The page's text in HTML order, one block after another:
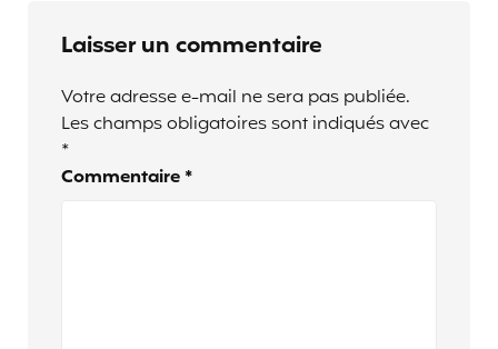
Laisser un commentaire
Votre adresse e-mail ne sera pas publiée.
Les champs obligatoires sont indiqués avec
*
Commentaire *